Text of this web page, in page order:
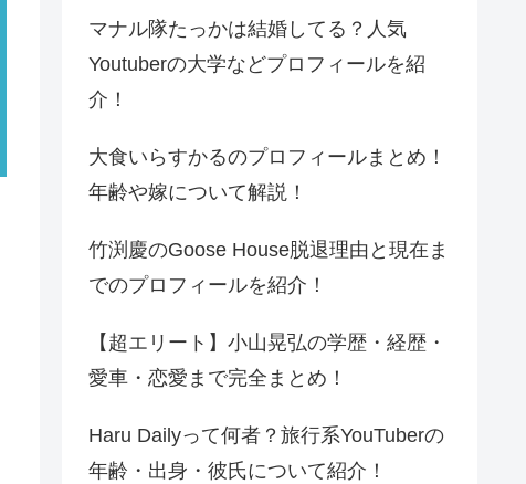
マナル隊たっかは結婚してる？人気
Youtuberの大学などプロフィールを紹
介！
大食いらすかるのプロフィールまとめ！
年齢や嫁について解説！
竹渕慶のGoose House脱退理由と現在ま
でのプロフィールを紹介！
【超エリート】小山晃弘の学歴・経歴・
愛車・恋愛まで完全まとめ！
Haru Dailyって何者？旅行系YouTuberの
年齢・出身・彼氏について紹介！